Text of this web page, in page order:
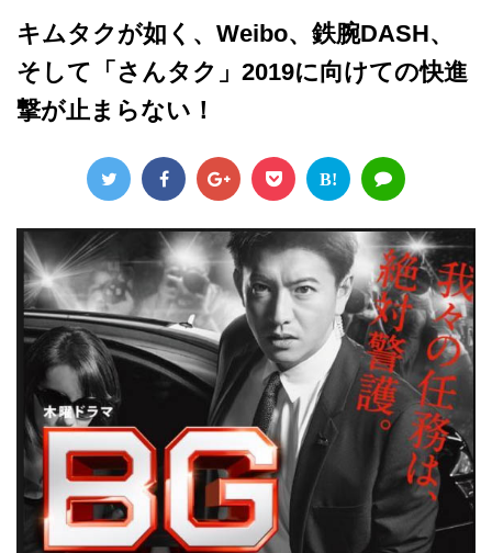
キムタクが如く、Weibo、鉄腕DASH、
そして「さんタク」2019に向けての快進
撃が止まらない！
B!